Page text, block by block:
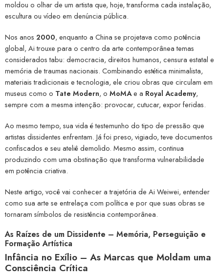
moldou o olhar de um artista que, hoje, transforma cada instalação,
escultura ou vídeo em denúncia pública.
Nos anos 2000, enquanto a China se projetava como potência
global, Ai trouxe para o centro da arte contemporânea temas
considerados tabu: democracia, direitos humanos, censura estatal e
memória de traumas nacionais. Combinando estética minimalista,
materiais tradicionais e tecnologia, ele criou obras que circulam em
museus como o Tate Modern, o MoMAe a Royal Academy,
sempre com a mesma intenção: provocar, cutucar, expor feridas.
Ao mesmo tempo, sua vida é testemunho do tipo de pressão que
artistas dissidentes enfrentam. Já foi preso, vigiado, teve documentos
confiscados e seu ateliê demolido. Mesmo assim, continua
produzindo com uma obstinação que transforma vulnerabilidade
em potência criativa.
Neste artigo, você vai conhecer a trajetória de Ai Weiwei, entender
como sua arte se entrelaça com política e por que suas obras se
tornaram símbolos de resistência contemporânea.
As Raízes de um Dissidente – Memória, Perseguição e
Formação Artística
Infância no Exílio – As Marcas que Moldam uma
Consciência Crítica